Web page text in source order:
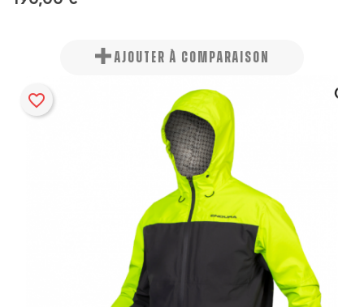
AJOUTER À COMPARAISON
favorite_border